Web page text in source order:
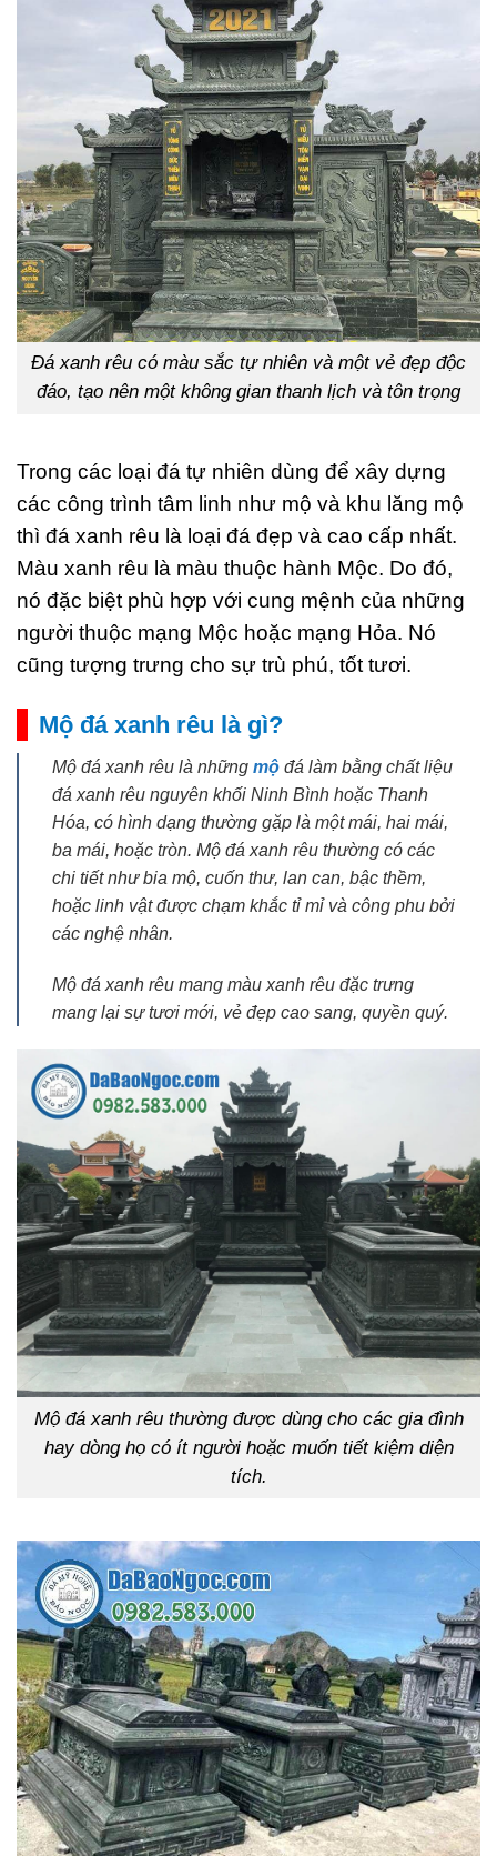
Đá xanh rêu có màu sắc tự nhiên và một vẻ đẹp độc
đáo, tạo nên một không gian thanh lịch và tôn trọng
Trong các loại đá tự nhiên dùng để xây dựng
các công trình tâm linh như mộ và khu lăng mộ
thì đá xanh rêu là loại đá đẹp và cao cấp nhất.
Màu xanh rêu là màu thuộc hành Mộc. Do đó,
nó đặc biệt phù hợp với cung mệnh của những
người thuộc mạng Mộc hoặc mạng Hỏa. Nó
cũng tượng trưng cho sự trù phú, tốt tươi.
Mộ đá xanh rêu là gì?
Mộ đá xanh rêu là những mộ đá làm bằng chất liệu
đá xanh rêu nguyên khối Ninh Bình hoặc Thanh
Hóa, có hình dạng thường gặp là một mái, hai mái,
ba mái, hoặc tròn. Mộ đá xanh rêu thường có các
chi tiết như bia mộ, cuốn thư, lan can, bậc thềm,
hoặc linh vật được chạm khắc tỉ mỉ và công phu bởi
các nghệ nhân.
Mộ đá xanh rêu mang màu xanh rêu đặc trưng
mang lại sự tươi mới, vẻ đẹp cao sang, quyền quý.
Mộ đá xanh rêu thường được dùng cho các gia đình
hay dòng họ có ít người hoặc muốn tiết kiệm diện
tích.